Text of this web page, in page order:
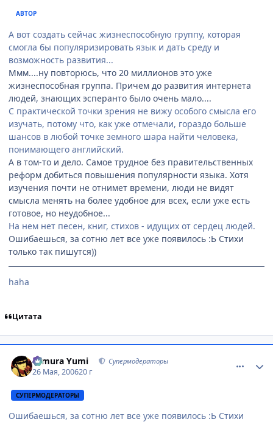
АВТОР
А вот создать сейчас жизнеспособную группу, которая
смогла бы популяризировать язык и дать среду и
возможность развития...
Ммм....ну повторюсь, что 20 миллионов это уже
жизнеспособная группа. Причем до развития интернета
людей, знающих эсперанто было очень мало....
С практической точки зрения не вижу особого смысла его
изучать, потому что, как уже отмечали, гораздо больше
шансов в любой точке земного шара найти человека,
понимающего английский.
А в том-то и дело. Самое трудное без правительственных
реформ добиться повышения популярности языка. Хотя
изучения почти не отнимет времени, люди не видят
смысла менять на более удобное для всех, если уже есть
готовое, но неудобное...
На нем нет песен, книг, стихов - идущих от сердец людей.
Ошибаешься, за сотню лет все уже появилось :Ь Стихи
только так пишутся))
haha
Цитата
Himura Yumi Супермодераторы
26 Мая, 200620 г
СУПЕРМОДЕРАТОРЫ
Ошибаешься, за сотню лет все уже появилось :Ь Стихи